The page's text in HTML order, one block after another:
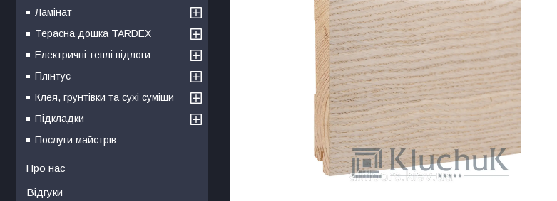
Ламінат
Терасна дошка TARDEX
Електричні теплі підлоги
Плінтус
Клея, грунтівки та сухі суміши
Підкладки
Послуги майстрів
Про нас
Відгуки